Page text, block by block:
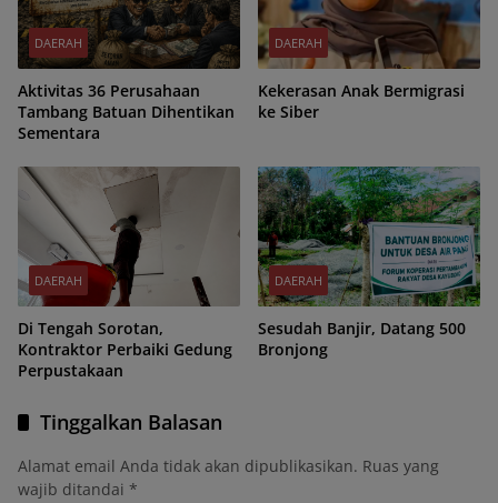
DAERAH
Aktivitas 36 Perusahaan
Tambang Batuan Dihentikan
Sementara
DAERAH
Kekerasan Anak Bermigrasi
ke Siber
DAERAH
Di Tengah Sorotan,
Kontraktor Perbaiki Gedung
Perpustakaan
DAERAH
Sesudah Banjir, Datang 500
Bronjong
Tinggalkan Balasan
Alamat email Anda tidak akan dipublikasikan. Ruas yang
wajib ditandai *